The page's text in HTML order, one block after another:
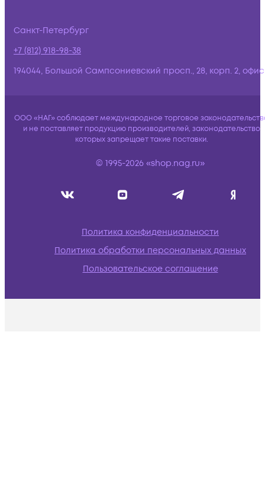
Санкт-Петербург
+7 (812) 918-98-38
194044, Большой Сампсониевский просп., 28, корп. 2,
ООО «НАГ» соблюдает международное торговое
и не поставляет продукцию производителей, законодательство
которых запрещает такие поставки.
© 1995-2026 «shop.nag.ru»
Политика конфиденциальности
Политика обработки персональных данных
Пользовательское соглашение